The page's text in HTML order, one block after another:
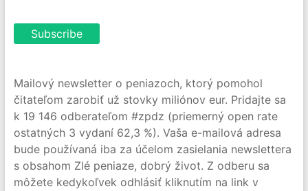
Mailový newsletter o peniazoch, ktorý pomohol
čitateľom zarobiť už stovky miliónov eur. Pridajte sa
k 19 146 odberateľom #zpdz (priemerný open rate
ostatných 3 vydaní 62,3 %). Vaša e-mailová adresa
bude používaná iba za účelom zasielania newslettera
s obsahom Zlé peniaze, dobrý život. Z odberu sa
môžete kedykoľvek odhlásiť kliknutím na link v